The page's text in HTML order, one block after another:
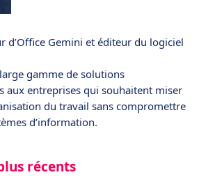
d’Office Gemini et éditeur du logiciel
gamme de solutions
aux entreprises qui souhaitent miser
du travail sans compromettre
d’information.
récents